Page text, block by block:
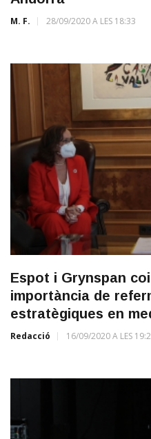
M. F. 28/09/2020 A LES 18:33
Espot i Grynspan
importància de
estratègiques en
Redacció 16/09/2020 A LES